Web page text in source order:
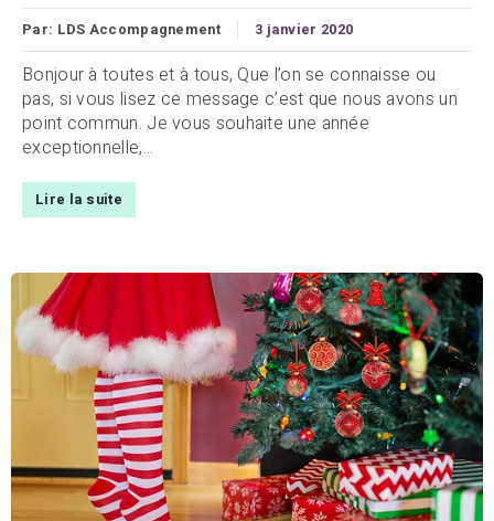
Par: LDS Accompagnement 3 janvier 2020
Bonjour à toutes et à tous, Que l’on se connaisse ou
pas, si vous lisez ce message c’est que nous avons un
point commun. Je vous souhaite une année
exceptionnelle,...
Lire la suite